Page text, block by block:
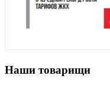
Наши товарищи